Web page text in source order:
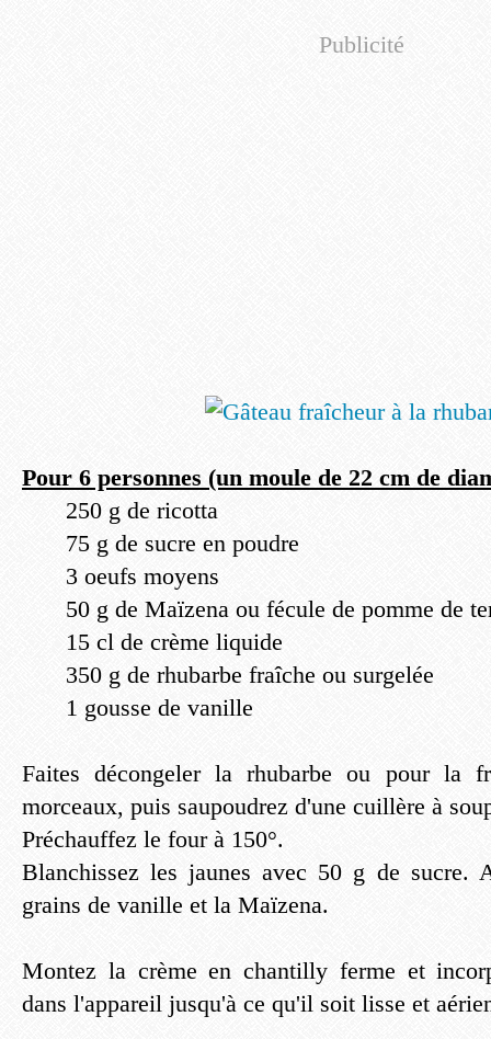
Publicité
Pour 6 personnes (un moule de 22 cm de
250 g de ricotta
75 g de sucre en poudre
3 oeufs moyens
50 g de Maïzena ou fécule de pomme de
15 cl de crème liquide
350 g de rhubarbe fraîche ou surgelée
1 gousse de vanille
Faites décongeler la rhubarbe ou pour la
morceaux, puis saupoudrez d'une cuillère à
Préchauffez le four à 150°.
Blanchissez les jaunes avec 50 g de sucre.
grains de vanille et la Maïzena.
Montez la crème en chantilly ferme et
dans l'appareil jusqu'à ce qu'il soit lisse et